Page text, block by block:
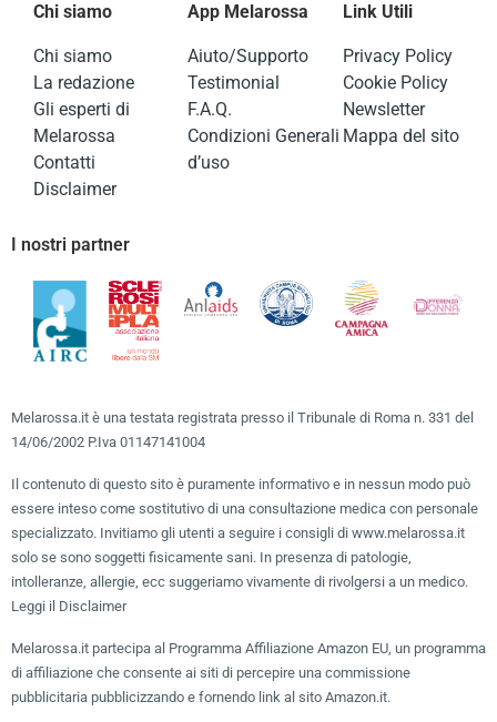
Chi siamo
Chi siamo
La redazione
Gli esperti di
Melarossa
Contatti
Disclaimer
App Melarossa
Aiuto/Supporto
Testimonial
F.A.Q.
Condizioni Generali
d’uso
Link Utili
Privacy Policy
Cookie Policy
Newsletter
Mappa del sito
I nostri partner
Melarossa.it è una testata registrata presso il Tribunale di Roma n. 331 del
14/06/2002 P.Iva 01147141004
Il contenuto di questo sito è puramente informativo e in nessun modo può
essere inteso come sostitutivo di una consultazione medica con personale
specializzato. Invitiamo gli utenti a seguire i consigli di www.melarossa.it
solo se sono soggetti fisicamente sani. In presenza di patologie,
intolleranze, allergie, ecc suggeriamo vivamente di rivolgersi a un medico.
Leggi il Disclaimer
Melarossa.it partecipa al Programma Affiliazione Amazon EU, un programma
di affiliazione che consente ai siti di percepire una commissione
pubblicitaria pubblicizzando e fornendo link al sito Amazon.it.